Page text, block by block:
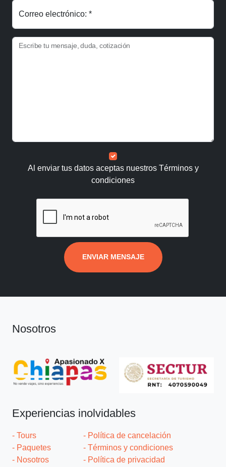
Correo electrónico: *
Escribe tu mensaje, duda, cotización
Al enviar tus datos aceptas nuestros Términos y
condiciones
ENVIAR MENSAJE
Nosotros
Experiencias inolvidables
- Tours
- Paquetes
- Nosotros
- Política de cancelación
- Términos y condiciones
- Política de privacidad